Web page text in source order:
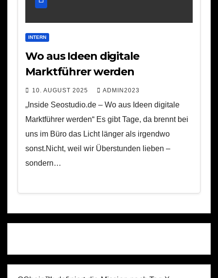
INTERN
Wo aus Ideen digitale
Marktführer werden
10. AUGUST 2025 ADMIN2023
„Inside Seostudio.de – Wo aus Ideen digitale
Marktführer werden“ Es gibt Tage, da brennt bei
uns im Büro das Licht länger als irgendwo
sonst.Nicht, weil wir Überstunden lieben –
sondern…